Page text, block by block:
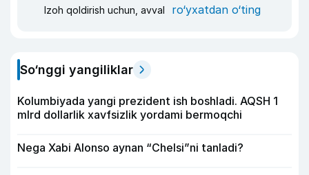
Izoh qoldirish uchun, avval ro‘yxatdan o‘ting
So‘nggi yangiliklar
Kolumbiyada yangi prezident ish boshladi. AQSH 1
mlrd dollarlik xavfsizlik yordami bermoqchi
Nega Xabi Alonso aynan “Chelsi”ni tanladi?